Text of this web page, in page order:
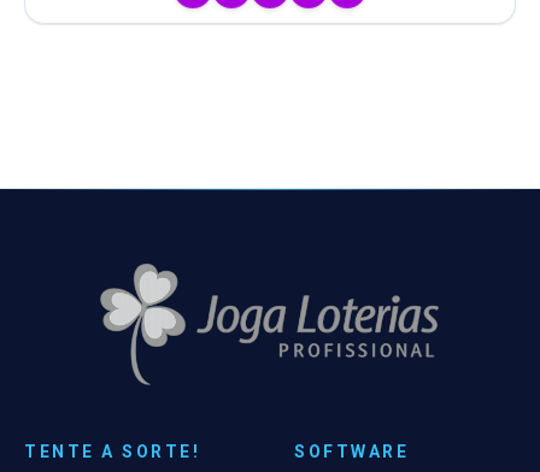
TENTE A SORTE! SOFTWARE